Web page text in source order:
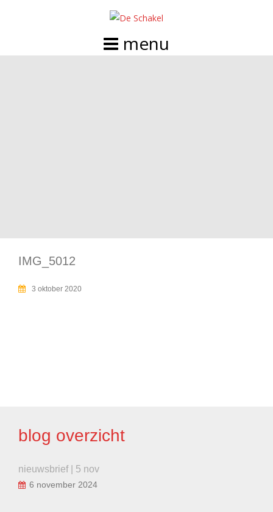
IMG_5012
3 oktober 2020
blog overzicht
nieuwsbrief | 5 nov
6 november 2024